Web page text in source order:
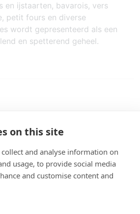
en ijstaarten, bavarois, vers
petit fours en diverse
wordt gepresenteerd als een
en spetterend geheel.
Campaign © 2026
on this site
and analyse information on
usage, to provide social media
and customise content and